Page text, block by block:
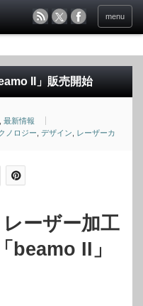
menu
II」販売開始
最新情報
ノロジー デザイン
レーザーカ
ーザー加工
beamo II」